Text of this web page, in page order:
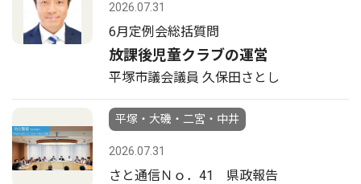
2026.07.31
6月定例会総括質問
放課後児童クラブの運営
平塚市議会議員 久保田さとし
平塚・大磯・二宮・中井
2026.07.31
さと通信Ｎｏ．41 県政報告